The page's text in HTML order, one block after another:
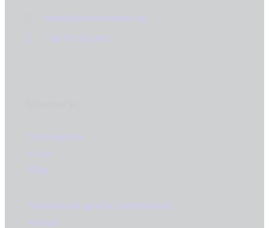
biuro@prohomeconnect.pl
+48 793 640 085
Strona główna
O nas
Blog
Szkolenia dla agentów nieruchomości
Kontakt